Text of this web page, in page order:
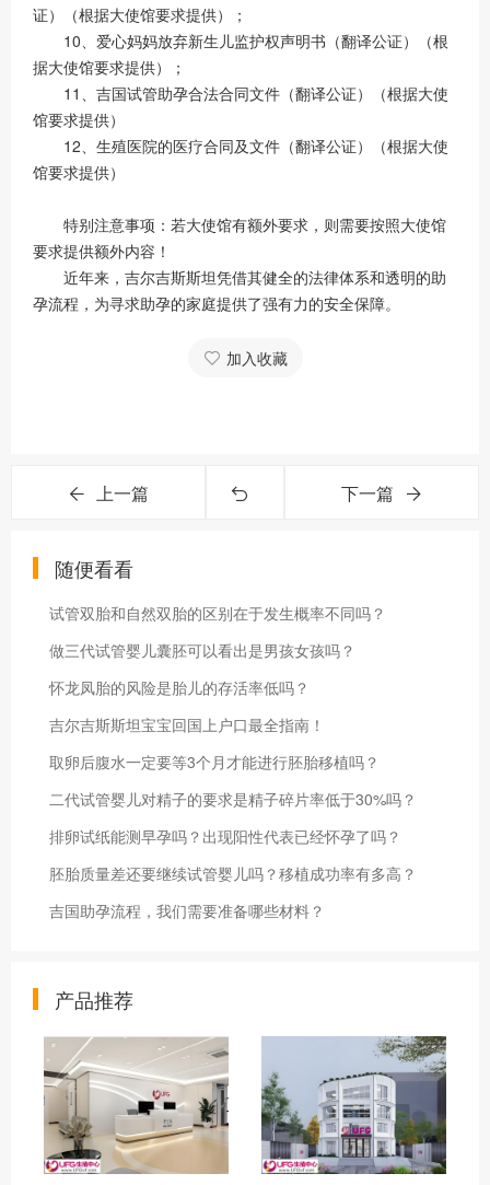
证）（根据大使馆要求提供）；
10、爱心妈妈放弃新生儿监护权声明书（翻译公证）（根
据大使馆要求提供）；
11、吉国试管助孕合法合同文件（翻译公证）（根据大使
馆要求提供）
12、生殖医院的医疗合同及文件（翻译公证）（根据大使
馆要求提供）
特别注意事项：若大使馆有额外要求，则需要按照大使馆
要求提供额外内容！
近年来，吉尔吉斯斯坦凭借其健全的法律体系和透明的助
孕流程，为寻求助孕的家庭提供了强有力的安全保障。
加入收藏
上一篇 下一篇
随便看看
试管双胎和自然双胎的区别在于发生概率不同吗？
做三代试管婴儿囊胚可以看出是男孩女孩吗？
怀龙凤胎的风险是胎儿的存活率低吗？
吉尔吉斯斯坦宝宝回国上户口最全指南！
取卵后腹水一定要等3个月才能进行胚胎移植吗？
二代试管婴儿对精子的要求是精子碎片率低于30%吗？
排卵试纸能测早孕吗？出现阳性代表已经怀孕了吗？
胚胎质量差还要继续试管婴儿吗？移植成功率有多高？
吉国助孕流程，我们需要准备哪些材料？
产品推荐